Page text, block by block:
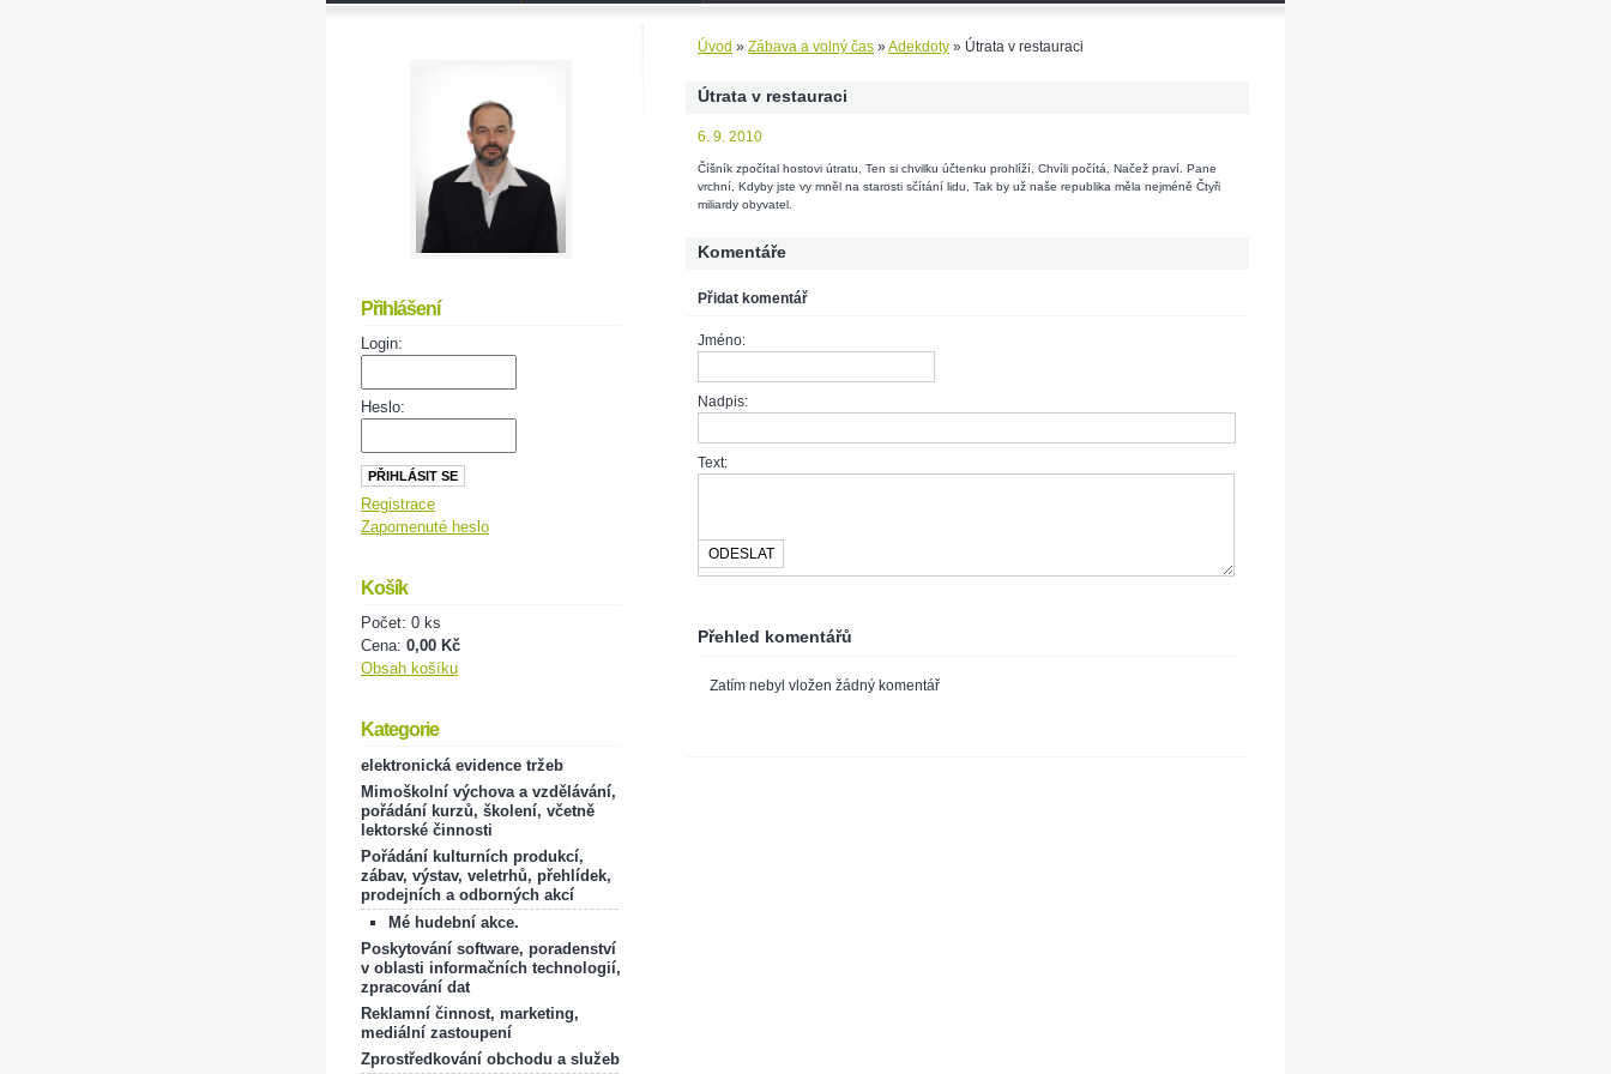
Úvod » Zábava a volný čas »Adekdoty » Útrata v restauraci
Útrata v restauraci
6. 9. 2010
Číšník zpočítal hostovi útratu, Ten si chvilku účtenku prohlíží, Chvíli počítá, Načež praví. Pane
vrchní, Kdyby jste vy mněl na starosti sčítání lidu, Tak by už naše republika měla nejméně Čtyři
miliardy obyvatel.
Komentáře
Přidat komentář
Jméno:
Nadpis:
Text:
Přehled komentářů
Zatím nebyl vložen žádný komentář
Přihlášení
Login:
Heslo:
Registrace
Zapomenuté heslo
Košík
Počet: 0 ks
Cena: 0,00 Kč
Obsah košíku
Kategorie
elektronická evidence tržeb
Mimoškolní výchova a vzdělávání,
pořádání kurzů, školení, včetně
lektorské činnosti
Pořádání kulturních produkcí,
zábav, výstav, veletrhů, přehlídek,
prodejních a odborných akcí
Mé hudební akce.
Poskytování software, poradenství
v oblasti informačních technologií,
zpracování dat
Reklamní činnost, marketing,
mediální zastoupení
Zprostředkování obchodu a služeb